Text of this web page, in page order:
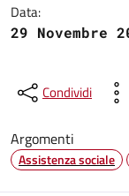
Data:
29 Novembre
Condividi
Argomenti
Assistenza sociale